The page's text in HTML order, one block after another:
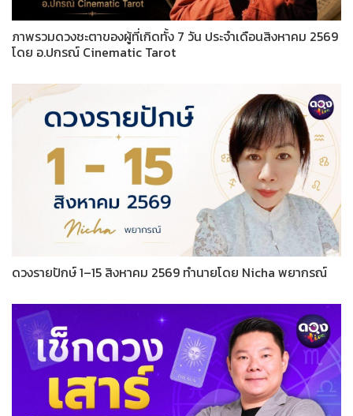
ภาพรวมดวงชะตาของผู้ที่เกิดทั้ง 7 วัน ประจำเดือนสิงหาคม 2569
โดย อ.ปกรณ์ Cinematic Tarot
ดวงรายปักษ์ 1–15 สิงหาคม 2569 ทำนายโดย Nicha พยากรณ์